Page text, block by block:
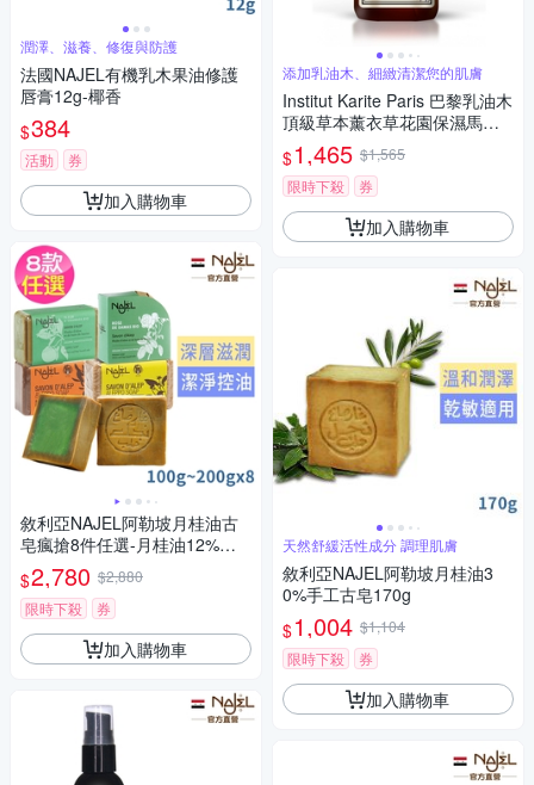
潤澤、滋養、修復與防護
法國NAJEL有機乳木果油修護
唇膏12g-椰香
$384
活動 券
加入購物車
敘利亞NAJEL阿勒坡月桂油古
皂瘋搶8件任選-月桂油12%、
原味、檸檬、玫瑰、阿鞏油、
橙花、紫羅蘭、茉莉
$2,780 $2,880
限時下殺
券
加入購物車
添加乳油木、細緻清潔您的肌膚
Institut Karite Paris 巴黎乳油木
頂級草本薰衣草花園保濕馬賽
液體皂1000ml
$1,465 $1,565
限時下殺
券
加入購物車
天然舒緩活性成分 調理肌膚
敘利亞NAJEL阿勒坡月桂油3
0%手工古皂170g
$1,004 $1,104
限時下殺
券
加入購物車